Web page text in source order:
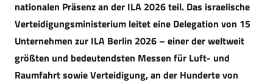
nationalen Präsenz an der ILA 2026 teil. Das israelische
Verteidigungsministerium leitet eine Delegation von 15
Unternehmen zur ILA Berlin 2026 – einer der weltweit
größten und bedeutendsten Messen für Luft- und
Raumfahrt sowie Verteidigung, an der Hunderte von